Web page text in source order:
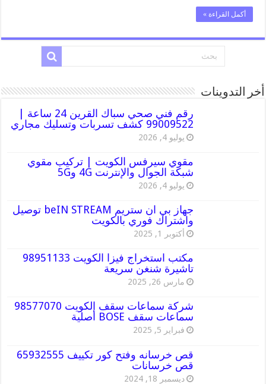
أكمل القراءة »
أخر التدوينات
رقم فني صحي سباك القرين 24 ساعة |
99009522 كشف تسربات وتسليك مجاري
يوليو 4, 2026
مقوي سيرفس الكويت | تركيب مقوي
شبكة الجوال والإنترنت 4G و5G
يوليو 4, 2026
جهاز بي ان ستريم beIN STREAM توصيل
واشتراك فوري بالكويت
أكتوبر 1, 2025
مكتب استخراج فيزا الكويت 98951133
تاشيرة شنغن سريعة
مارس 26, 2025
شركة سماعات سقف الكويت 98577070
سماعات سقف BOSE أصلية
فبراير 5, 2025
قص خرسانه وفتح كور تكييف 65932555
قص خرسانات
ديسمبر 18, 2024